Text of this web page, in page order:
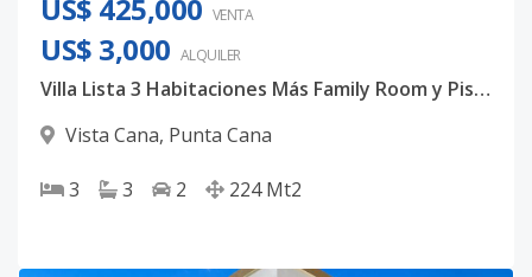
US$ 425,000 VENTA
US$ 3,000 ALQUILER
Villa Lista 3 Habitaciones Más Family Room y Piscina Vista Cana
Vista Cana, Punta Cana
3 3 2 224 Mt2